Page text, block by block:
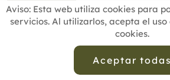
Aviso: Esta web utiliza cookies para
servicios. Al utilizarlos, acepta el
cookies.
Aceptar todas
BUSCADOR
ESCUELAS RECOMENDADAS
CONTACTO